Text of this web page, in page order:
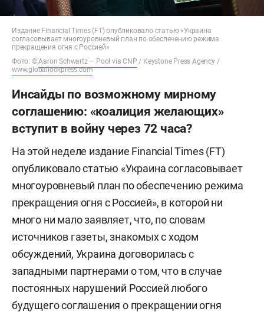
Издание Financial Times (FT) опубликовало статью «Украина
согласовывает многоуровневый план по обеспечению режима
прекращения огня с Россией»
Фото: ©Aaron Schwartz — Pool via CNP / Keystone Press Agency /
www.globallookpress.com
Инсайды по возможному мирному
соглашению: «коалиция желающих»
вступит в войну через 72 часа?
На этой неделе издание Financial Times (FT)
опубликовало статью «Украина согласовывает
многоуровневый план по обеспечению режима
прекращения огня с Россией», в которой ни
много ни мало заявляет, что, по словам
источников газеты, знакомых с ходом
обсуждений, Украина договорилась с
западными партнерами о том, что в случае
постоянных нарушений Россией любого
будущего соглашения о прекращении огня